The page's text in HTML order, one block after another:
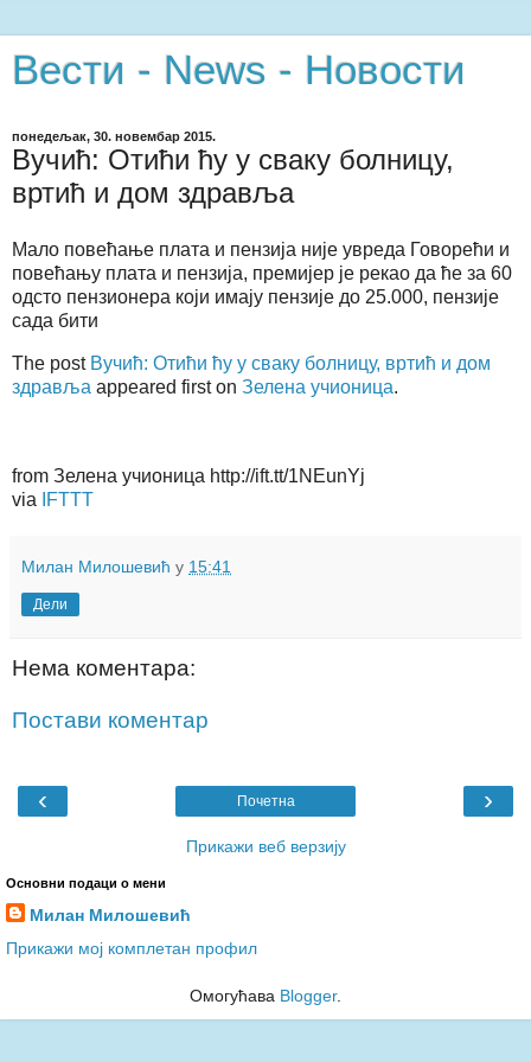
Вести - News - Новости
понедељак, 30. новембар 2015.
Вучић: Отићи ћу у сваку болницу,
вртић и дом здравља
Мало повећање плата и пензија није увреда Говорећи и
повећању плата и пензија, премијер је рекао да ће за 60
одсто пензионера који имају пензије до 25.000, пензије
сада бити
The post Вучић: Отићи ћу у сваку болницу, вртић и дом
здравља appeared first on Зелена учионица.
from Зелена учионица http://ift.tt/1NEunYj
via IFTTT
Милан Милошевић у 15:41
Дели
Нема коментара:
Постави коментар
‹ ›
Почетна
Прикажи веб верзију
Основни подаци о мени
Милан Милошевић
Прикажи мој комплетан профил
Омогућава Blogger.